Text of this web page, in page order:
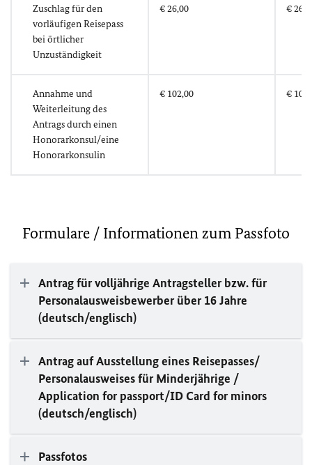
Zuschlag für den
vorläufigen Reisepass
bei örtlicher
Unzuständigkeit
€ 26,00 €
Annahme und
Weiterleitung des
Antrags durch einen
Honorarkonsul/eine
Honorarkonsulin
€ 102,00 €
Formulare / Informationen zum Passfoto
Antrag für volljährige Antragsteller bzw. für
Personalausweisbewerber über 16 Jahre
(deutsch/englisch)
Antrag auf Ausstellung eines Reisepasses/
Personalausweises für Minderjährige /
Application for passport/ID Card for minors
(deutsch/englisch)
Passfotos